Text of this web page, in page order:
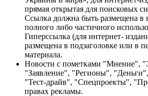
прямая открытая для поисковых
Ссылка должна быть размещена в
полного либо частичного
Гиперссылка (для интернет-
размещена в подзаголовке или в
материала.
Новости с пометками "Мнение",
"Заявление", "Регионы",
"Тест-драйв", "Спецпроекты",
правах рекламы.